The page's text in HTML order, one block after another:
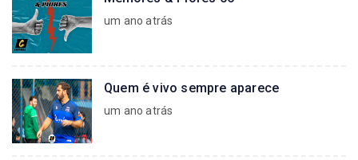
um ano atrás
Quem é vivo sempre aparece
um ano atrás